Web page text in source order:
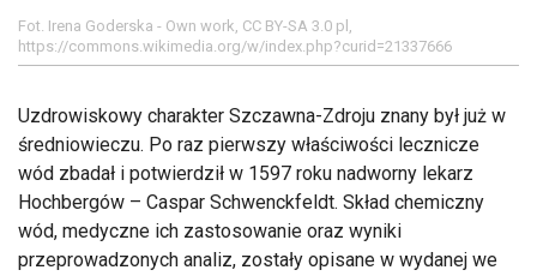
Fot. Irena Goderska - Own work, CC BY-SA 3.0 pl,
https://commons.wikimedia.org/w/index.php?curid=21337666
Uzdrowiskowy charakter Szczawna-Zdroju znany był już w
średniowieczu. Po raz pierwszy właściwości lecznicze
wód zbadał i potwierdził w 1597 roku nadworny lekarz
Hochbergów – Caspar Schwenckfeldt. Skład chemiczny
wód, medyczne ich zastosowanie oraz wyniki
przeprowadzonych analiz, zostały opisane w wydanej we